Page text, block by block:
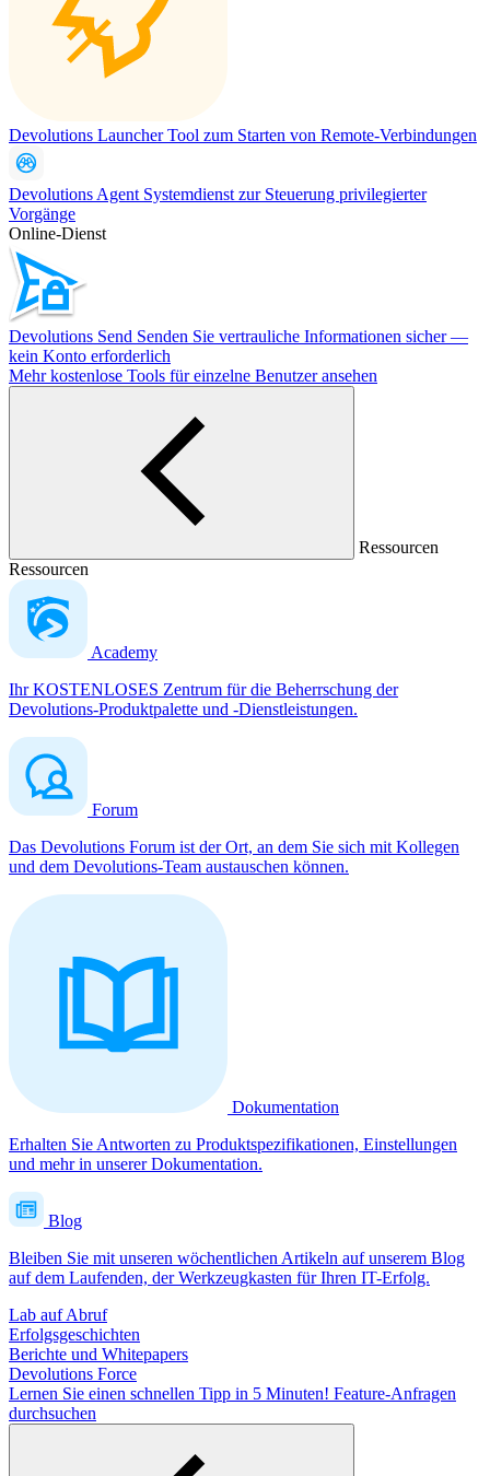
Devolutions LauncherTool zum Starten von Remote-Verbindungen
Devolutions Agent Systemdienst zur Steuerung privilegierter
Vorgänge
Online-Dienst
Devolutions Send Senden Sie vertrauliche Informationen sicher —
kein Konto erforderlich
Mehr kostenlose Tools für einzelne Benutzer ansehen
Ressourcen
Ressourcen
Academy
Ihr KOSTENLOSES Zentrum für die Beherrschung der
Devolutions-Produktpalette und -Dienstleistungen.
Forum
Das Devolutions Forum ist der Ort, an dem Sie sich mit Kollegen
und dem Devolutions-Team austauschen können.
Dokumentation
Erhalten Sie Antworten zu Produktspezifikationen, Einstellungen
und mehr in unserer Dokumentation.
Blog
Bleiben Sie mit unseren wöchentlichen Artikeln auf unserem Blog
auf dem Laufenden, der Werkzeugkasten für Ihren IT-Erfolg.
Lab auf Abruf
Erfolgsgeschichten
Berichte und Whitepapers
Devolutions Force
Lernen Sie einen schnellen Tipp in 5 Minuten! Feature-Anfragen
durchsuchen